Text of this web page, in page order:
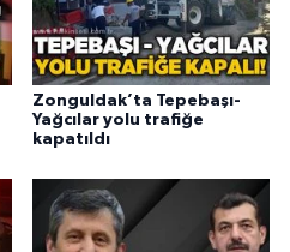
Zonguldak’ta Tepebaşı-
Yağcılar yolu trafiğe
kapatıldı